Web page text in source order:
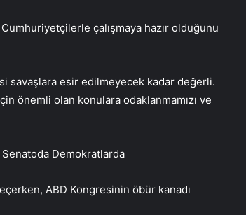
çalışmaya hazır olduğunu
savaşlara esir edilmeyecek kadar değerli.
önemli olan konulara odaklanmamızı ve
Demokratlarda
ABD Kongresinin öbür kanadı